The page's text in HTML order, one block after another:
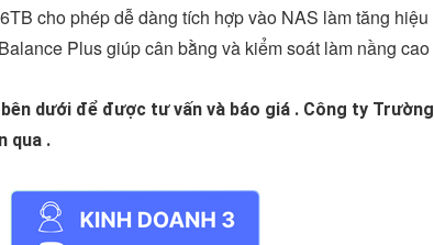
cho phép dễ dàng tích hợp vào NAS làm tăng hiệu
Plus giúp cân bằng và kiểm soát làm nầng cao
dưới để được tư vấn và báo giá . Công ty Trường
qua .